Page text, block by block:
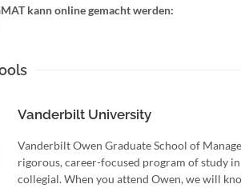
kann online gemacht werden:
Vanderbilt University
Vanderbilt Owen Graduate School of
rigorous, career-focused program of study
collegial. When you attend Owen, we will